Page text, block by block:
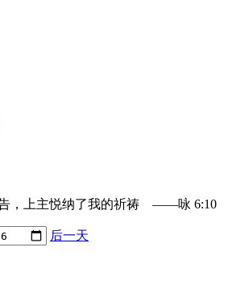
告，上主悦纳了我的祈祷 ——咏 6:10
后一天